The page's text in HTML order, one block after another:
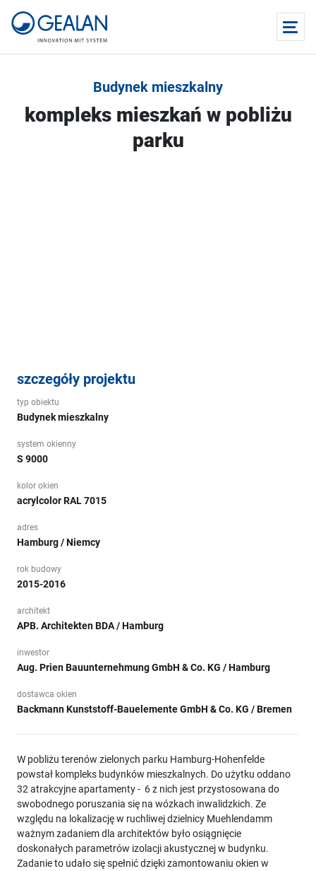
Budynek mieszkalny
kompleks mieszkań w pobliżu
parku
szczegóły projektu
typ obiektu
Budynek mieszkalny
system okienny
S 9000
kolor okien
acrylcolor RAL 7015
adres
Hamburg / Niemcy
rok budowy
2015-2016
architekt
APB. Architekten BDA / Hamburg
inwestor
Aug. Prien Bauunternehmung GmbH & Co. KG / Hamburg
dostawca okien
Backmann Kunststoff-Bauelemente GmbH & Co. KG / Bremen
W pobliżu terenów zielonych parku Hamburg-Hohenfelde
powstał kompleks budynków mieszkalnych. Do użytku oddano
32 atrakcyjne apartamenty - 6 z nich jest przystosowana do
swobodnego poruszania się na wózkach inwalidzkich. Ze
względu na lokalizację w ruchliwej dzielnicy Muehlendamm
ważnym zadaniem dla architektów było osiągnięcie
doskonałych parametrów izolacji akustycznej w budynku.
Zadanie to udało się spełnić dzięki zamontowaniu okien w